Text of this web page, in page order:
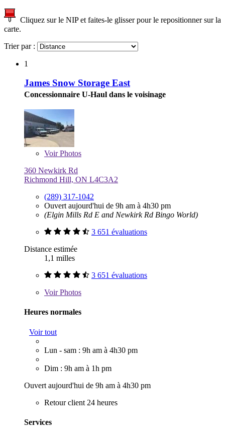
Cliquez sur le NIP et faites-le glisser pour le repositionner sur la
carte.
Trier par :
1
James Snow Storage East
Concessionnaire U-Haul dans le voisinage
VoirPhotos
360 Newkirk Rd
Richmond Hill, ON L4C3A2
(289) 317-1042
Ouvert aujourd'hui de 9h am à 4h30 pm
(Elgin Mills Rd E and Newkirk Rd Bingo World)
3 651 évaluations
Distance estimée
1,1 milles
3 651 évaluations
VoirPhotos
Heures normales
Voir tout
Lun - sam : 9h am à 4h30 pm
Dim : 9h am à 1h pm
Ouvert aujourd'hui de 9h am à 4h30 pm
Retour client 24 heures
Services